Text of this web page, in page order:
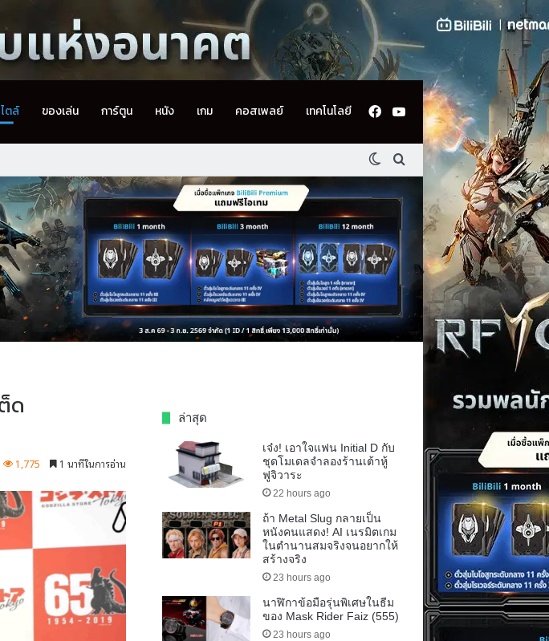
ตล์ ของเล่น การ์ตูน หนัง เกม คอสเพลย์ เทคโนโลยี Facebook
YouTube
Switch skin
ค้นหา
ด
1,775 1 นาทีในการอ่าน
ล่าสุด
เจ๋ง! เอาใจแฟน Initial D กับ
ชุดโมเดลจำลองร้านเต้าหู้
ฟูจิวาระ
22 hours ago
ถ้า Metal Slug กลายเป็น
หนังคนแสดง! AI เนรมิตเกม
ในตำนานสมจริงจนอยากให้
สร้างจริง
23 hours ago
นาฬิกาข้อมือรุ่นพิเศษในธีม
ของ Mask Rider Faiz (555)
23 hours ago